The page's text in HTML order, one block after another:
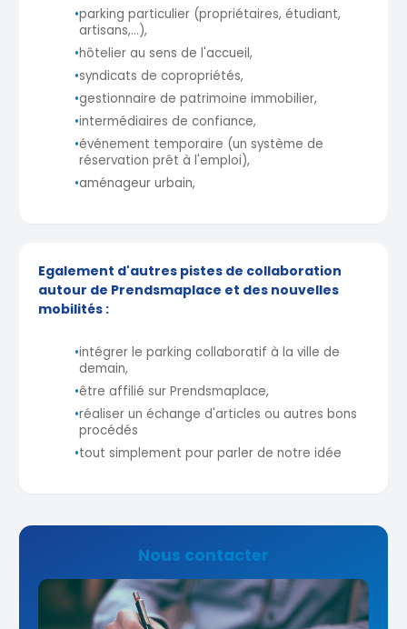
•parking particulier (propriétaires, étudiant,
artisans,...),
•hôtelier au sens de l'accueil,
•syndicats de copropriétés,
•gestionnaire de patrimoine immobilier,
•intermédiaires de confiance,
•événement temporaire (un système de
réservation prêt à l'emploi),
•aménageur urbain,
Egalement d'autres pistes de collaboration
autour de Prendsmaplace et des nouvelles
mobilités :
•intégrer le parking collaboratif à la ville de
demain,
•être affilié sur Prendsmaplace,
•réaliser un échange d'articles ou autres bons
procédés
•tout simplement pour parler de notre idée
Nous contacter